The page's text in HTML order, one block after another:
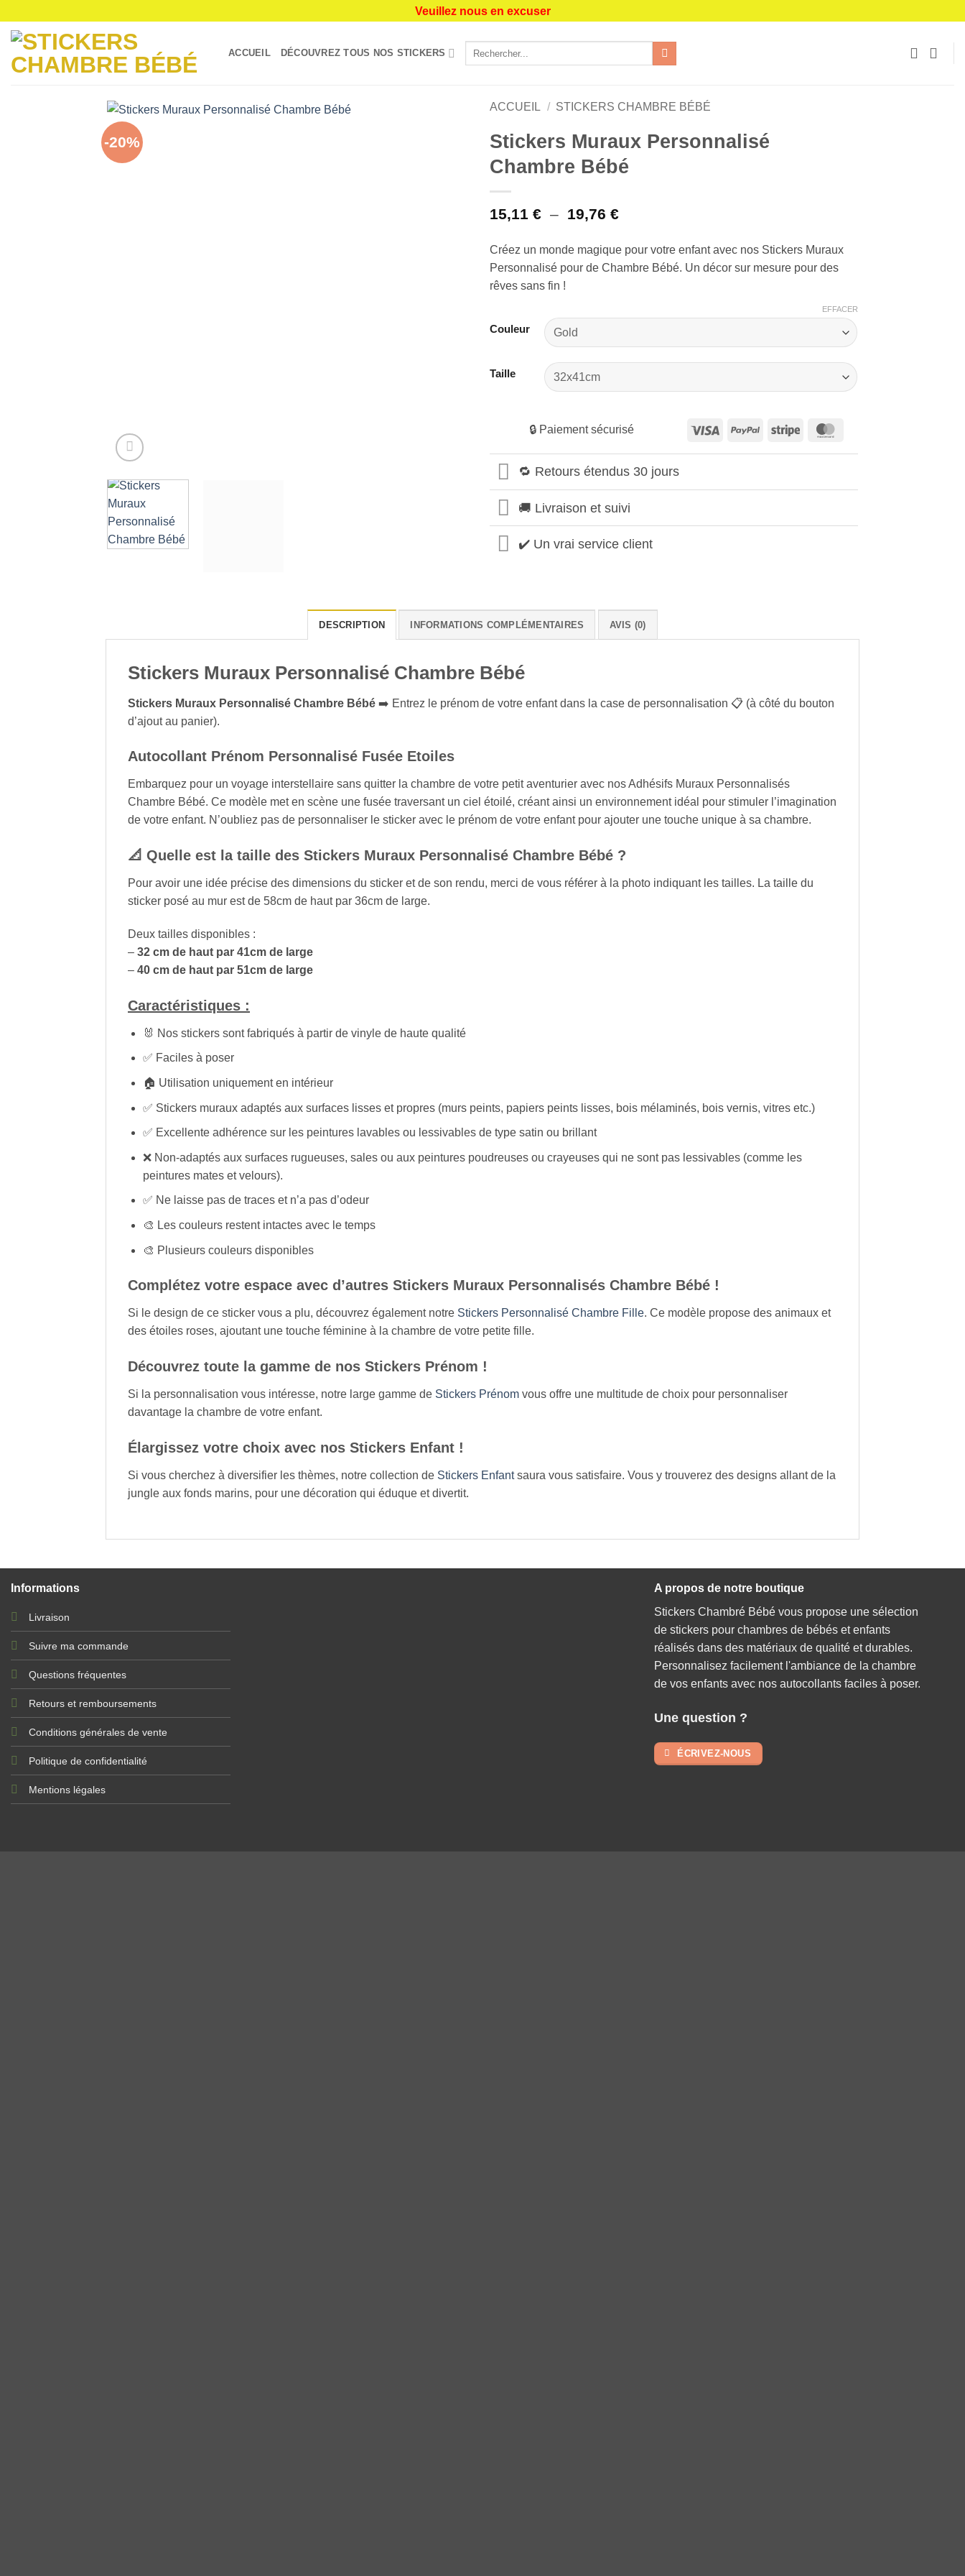
contenu
Veuillez nous en excuser
ACCUEIL DÉCOUVREZ TOUS NOS STICKERS
-20%
ACCUEIL / STICKERS CHAMBRE BÉBÉ
Stickers Muraux Personnalisé
Chambre Bébé
15,11 € – 19,76 €Plage
15,11 €
à
Créez un monde magique pour votre enfant avec nos Stickers Muraux
Personnalisé pour de Chambre Bébé. Un décor sur mesure pour des
rêves sans fin !
Couleur
Taille
EFFACER
🔒 Paiement sécurisé Visa PayPal Stripe
🔁 Retours étendus 30 jours
🚚 Livraison et suivi
✔️ Un vrai service client
DESCRIPTION INFORMATIONS COMPLÉMENTAIRES AVIS (0)
Stickers Muraux Personnalisé Chambre Bébé
Stickers Muraux Personnalisé Chambre Bébé ➡️ Entrez le prénom de votre enfant dans la case de personnalisation 📋 (à côté du bouton
d’ajout au panier).
Autocollant Prénom Personnalisé Fusée Etoiles
Embarquez pour un voyage interstellaire sans quitter la chambre de votre petit aventurier avec nos Adhésifs Muraux Personnalisés
Chambre Bébé. Ce modèle met en scène une fusée traversant un ciel étoilé, créant ainsi un environnement idéal pour stimuler l’imagination
de votre enfant. N’oubliez pas de personnaliser le sticker avec le prénom de votre enfant pour ajouter une touche unique à sa chambre.
📐 Quelle est la taille des Stickers Muraux Personnalisé Chambre Bébé ?
Pour avoir une idée précise des dimensions du sticker et de son rendu, merci de vous référer à la photo indiquant les tailles. La taille du
sticker posé au mur est de 58cm de haut par 36cm de large.
Deux tailles disponibles :
– 32 cm de haut par 41cm de large
– 40 cm de haut par 51cm de large
Caractéristiques :
🐰 Nos stickers sont fabriqués à partir de vinyle de haute qualité
✅ Faciles à poser
🏠 Utilisation uniquement en intérieur
✅ Stickers muraux adaptés aux surfaces lisses et propres (murs peints, papiers peints lisses, bois mélaminés, bois vernis, vitres etc.)
✅ Excellente adhérence sur les peintures lavables ou lessivables de type satin ou brillant
❌ Non-adaptés aux surfaces rugueuses, sales ou aux peintures poudreuses ou crayeuses qui ne sont pas lessivables (comme les
peintures mates et velours).
✅ Ne laisse pas de traces et n’a pas d’odeur
🎨 Les couleurs restent intactes avec le temps
🎨 Plusieurs couleurs disponibles
Complétez votre espace avec d’autres Stickers Muraux Personnalisés Chambre Bébé !
Si le design de ce sticker vous a plu, découvrez également notre Stickers Personnalisé Chambre Fille. Ce modèle propose des animaux et
des étoiles roses, ajoutant une touche féminine à la chambre de votre petite fille.
Découvrez toute la gamme de nos Stickers Prénom !
Si la personnalisation vous intéresse, notre large gamme de Stickers Prénom vous offre une multitude de choix pour personnaliser
davantage la chambre de votre enfant.
Élargissez votre choix avec nos Stickers Enfant !
Si vous cherchez à diversifier les thèmes, notre collection de Stickers Enfantsaura vous satisfaire. Vous y trouverez des designs allant de la
jungle aux fonds marins, pour une décoration qui éduque et divertit.
Informations
Livraison
Suivre ma commande
Questions fréquentes
Retours et remboursements
Conditions générales de vente
Politique de confidentialité
Mentions légales
A propos de notre boutique
Stickers Chambré Bébé vous propose une sélection
de stickers pour chambres de bébés et enfants
réalisés dans des matériaux de qualité et durables.
Personnalisez facilement l'ambiance de la chambre
de vos enfants avec nos autocollants faciles à poser.
Une question ?
ÉCRIVEZ-NOUS